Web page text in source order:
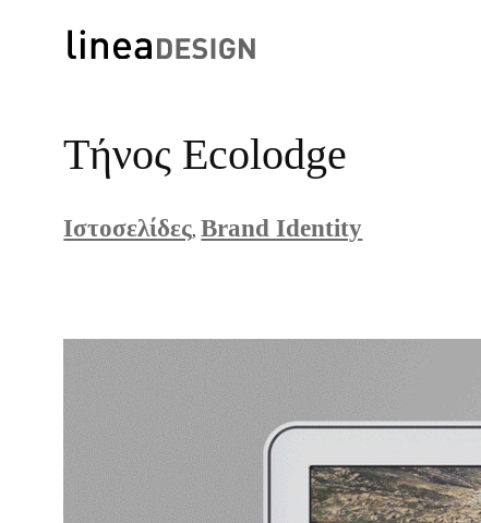
Τήνος Ecolodge
Ιστοσελίδες, Brand Identity